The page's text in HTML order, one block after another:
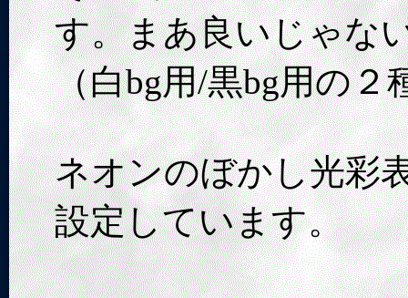
す。まあ良いじゃな
（白bg用/黒bg用の２
ネオンのぼかし光彩
設定しています。